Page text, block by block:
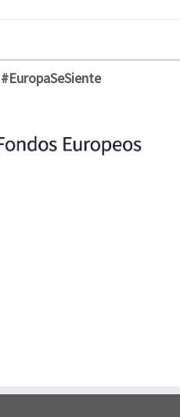
#EuropaSeSiente